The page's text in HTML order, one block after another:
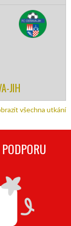
JIH
všechna utkání